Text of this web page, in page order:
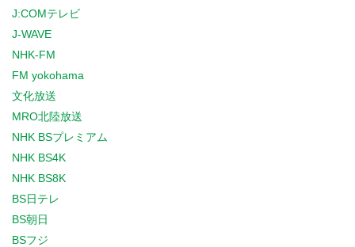
J:COMテレビ
J-WAVE
NHK-FM
FM yokohama
文化放送
MRO北陸放送
NHK BSプレミアム
NHK BS4K
NHK BS8K
BS日テレ
BS朝日
BSフジ